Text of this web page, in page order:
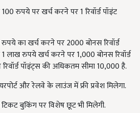
रुपये पर खर्च करने पर 1 रिवॉर्ड पॉइंट
का खर्च करने पर 2000 बोनस रिवॉर्ड
लाख रुपये खर्च करने पर 1,000 बोनस रिवॉर्ड
पॉइंट्स की अधिकतम सीमा 10,000 है.
और रेलवे के लाउंज में फ्री प्रवेश मिलेगा.
बुकिंग पर विशेष छूट भी मिलेगी.